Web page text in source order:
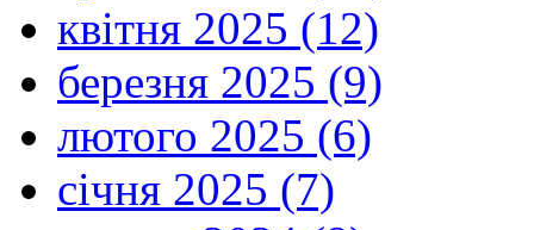
квітня 2025 (12)
березня 2025 (9)
лютого 2025 (6)
січня 2025 (7)